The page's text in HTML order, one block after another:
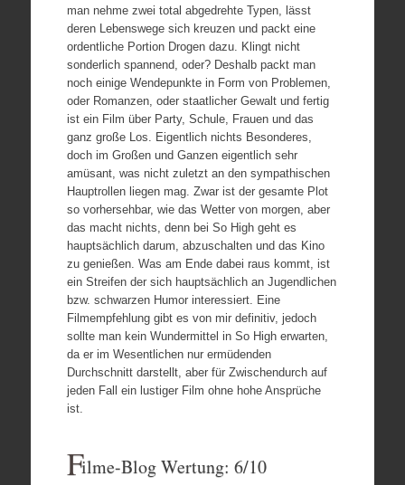
man nehme zwei total abgedrehte Typen, lässt
deren Lebenswege sich kreuzen und packt eine
ordentliche Portion Drogen dazu. Klingt nicht
sonderlich spannend, oder? Deshalb packt man
noch einige Wendepunkte in Form von Problemen,
oder Romanzen, oder staatlicher Gewalt und fertig
ist ein Film über Party, Schule, Frauen und das
ganz große Los. Eigentlich nichts Besonderes,
doch im Großen und Ganzen eigentlich sehr
amüsant, was nicht zuletzt an den sympathischen
Hauptrollen liegen mag. Zwar ist der gesamte Plot
so vorhersehbar, wie das Wetter von morgen, aber
das macht nichts, denn bei So High geht es
hauptsächlich darum, abzuschalten und das Kino
zu genießen. Was am Ende dabei raus kommt, ist
ein Streifen der sich hauptsächlich an Jugendlichen
bzw. schwarzen Humor interessiert. Eine
Filmempfehlung gibt es von mir definitiv, jedoch
sollte man kein Wundermittel in So High erwarten,
da er im Wesentlichen nur ermüdenden
Durchschnitt darstellt, aber für Zwischendurch auf
jeden Fall ein lustiger Film ohne hohe Ansprüche
ist.
Filme-Blog Wertung: 6/10